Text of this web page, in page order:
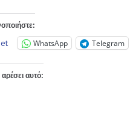
WhatsApp Telegram
αυτό: